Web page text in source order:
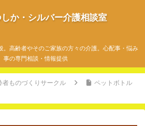
か・シルバー介護相談室
。高齢者やそのご家族の方々の介護。心配事・悩み
事の専門相談・情報提供
者ものづくりサークル
ペットボトル